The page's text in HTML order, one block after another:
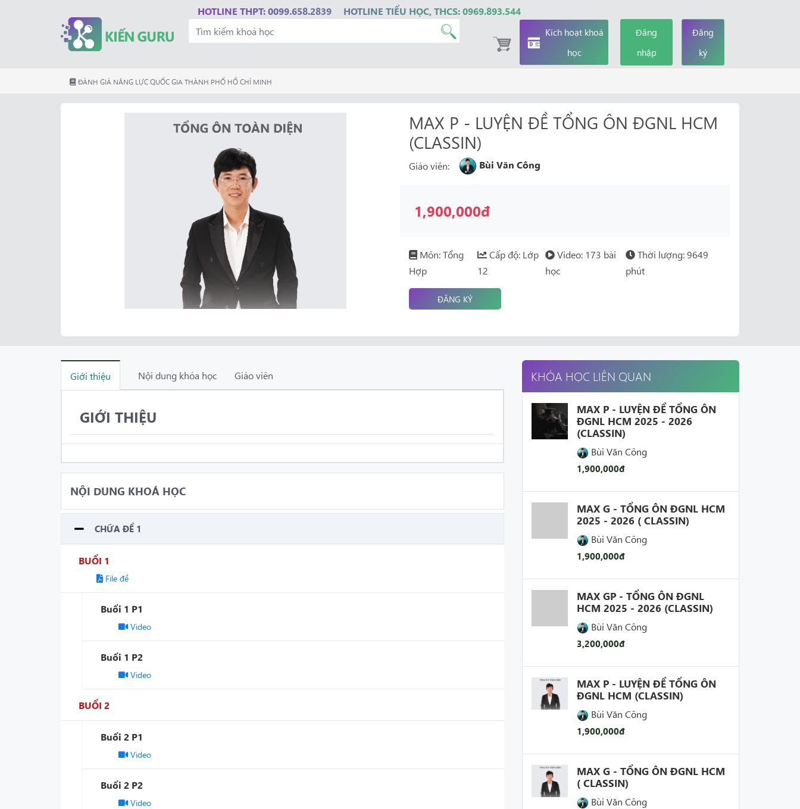
HOTLINE THPT: 0099.658.2839 HOTLINE TIỂU HỌC, THCS: 0969.893.544
Kích hoạt khoá
học
Đăng
nhập
Đăng
ký
ĐÁNH GIÁ NĂNG LỰC QUỐC GIA THÀNH PHỐ HỒ CHÍ MINH
MAX P - LUYỆN ĐỀ TỔNG ÔN ĐGNL HCM
(CLASSIN)
Giáo viên: Bùi Văn Công
1,900,000đ
Môn: Tổng
Hợp
Cấp độ: Lớp
12
Video: 173 bài
học
Thời lượng: 9649
phút
ĐĂNG KÝ
Giới thiệu Nội dung khóa học Giáo viên
GIỚI THIỆU
NỘI DUNG KHOÁ HỌC
CHỮA ĐỀ 1
BUỔI 1
File đề
Buổi 1 P1
Video
Buổi 1 P2
Video
BUỔI 2
Buổi 2 P1
Video
Buổi 2 P2
Video
KHÓA HỌC LIÊN QUAN
MAX P - LUYỆN ĐỀ TỔNG ÔN
ĐGNL HCM 2025 - 2026
(CLASSIN)
Bùi Văn Công
1,900,000đ
MAX G - TỔNG ÔN ĐGNL HCM
2025 - 2026 ( CLASSIN)
Bùi Văn Công
1,900,000đ
MAX GP - TỔNG ÔN ĐGNL
HCM 2025 - 2026 (CLASSIN)
Bùi Văn Công
3,200,000đ
MAX P - LUYỆN ĐỀ TỔNG ÔN
ĐGNL HCM (CLASSIN)
Bùi Văn Công
1,900,000đ
MAX G - TỔNG ÔN ĐGNL HCM
( CLASSIN)
Bùi Văn Công